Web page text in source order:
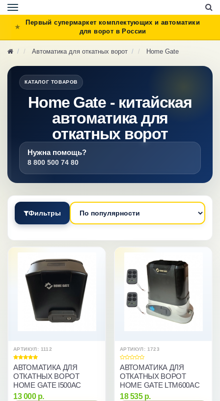
Toggle
navigation
Первый супермаркет комплектующих и автоматики
для ворот в России
Автоматика для откатных ворот Home Gate
КАТАЛОГ ТОВАРОВ
Home Gate - китайская
автоматика для
откатных ворот
Нужна помощь?
8 800 500 74 80
Фильтры
АРТИКУЛ: 1112
АВТОМАТИКА ДЛЯ
ОТКАТНЫХ ВОРОТ
HOME GATE I500AC
13 000 р.
АРТИКУЛ: 1723
АВТОМАТИКА ДЛЯ
ОТКАТНЫХ ВОРОТ
HOME GATE LTM600AC
18 535 р.